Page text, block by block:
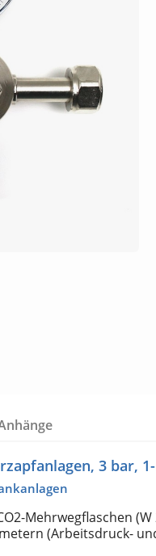
3 bar,
Mehrwegflaschen (W
(Arbeitsdruck-